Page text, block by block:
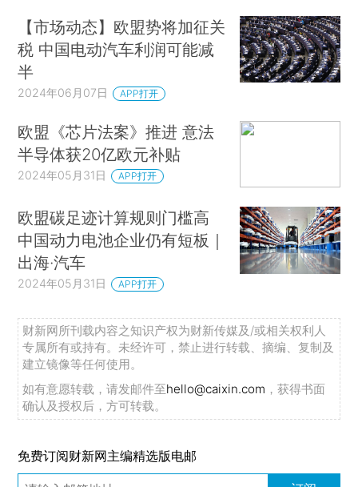
【市场动态】欧盟势将加征关
税 中国电动汽车利润可能减
半
2024年06月07日 APP打开
欧盟《芯片法案》推进 意法
半导体获20亿欧元补贴
2024年05月31日 APP打开
欧盟碳足迹计算规则门槛高
中国动力电池企业仍有短板｜
出海·汽车
2024年05月31日 APP打开
财新网所刊载内容之知识产权为财新传媒及/或相关权利人
专属所有或持有。未经许可，禁止进行转载、摘编、复制及
建立镜像等任何使用。
如有意愿转载，请发邮件至hello@caixin.com ，获得书面
确认及授权后，方可转载。
免费订阅财新网主编精选版电邮